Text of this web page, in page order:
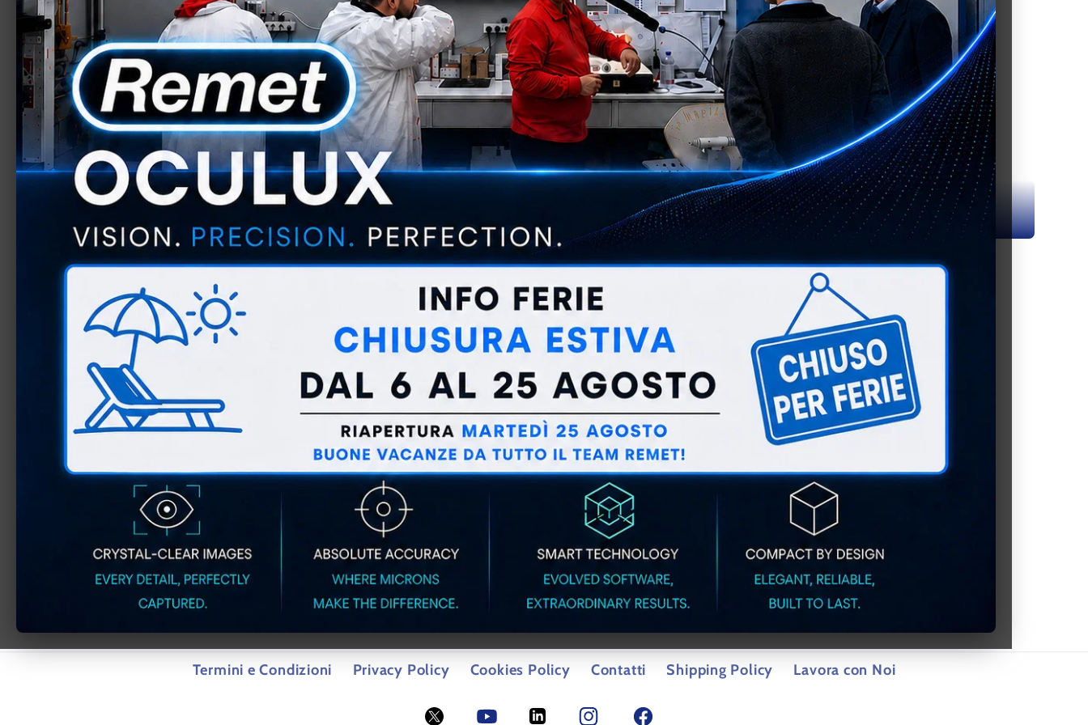
Passa alle
informazioni
sul prodotto
REMET
Quantità
Diminuisci
quantità
per
Contagocce
con
tettarella
Aumenta
quantità
per
Contagocce
con
tettarella
Contagocce con tettarella
Accedi o Crea un Account Remet per Acquistare
Condividi
Termini e Condizioni Privacy Policy Cookies Policy Contatti Shipping Policy Lavora con Noi